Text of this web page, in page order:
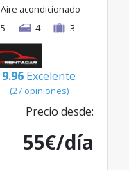
Aire acondicionado
5
4 3
9.96 Excelente
(27 opiniones)
Precio desde:
55€/día